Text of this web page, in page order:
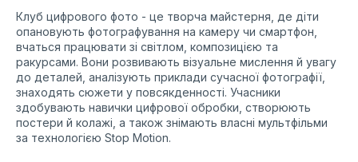
Клуб цифрового фото - це творча майстерня, де діти
опановують фотографування на камеру чи смартфон,
вчаться працювати зі світлом, композицією та
ракурсами. Вони розвивають візуальне мислення й увагу
до деталей, аналізують приклади сучасної фотографії,
знаходять сюжети у повсякденності. Учасники
здобувають навички цифрової обробки, створюють
постери й колажі, а також знімають власні мультфільми
за технологією Stop Motion.